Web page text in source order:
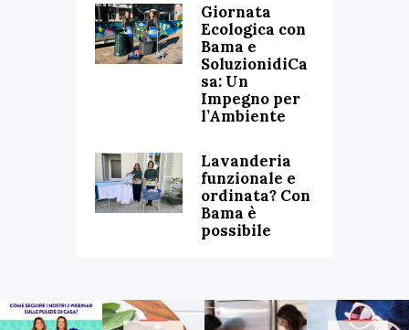
Giornata
Ecologica con
Bama e
SoluzionidiCa
sa: Un
Impegno per
l’Ambiente
Lavanderia
funzionale e
ordinata? Con
Bama è
possibile